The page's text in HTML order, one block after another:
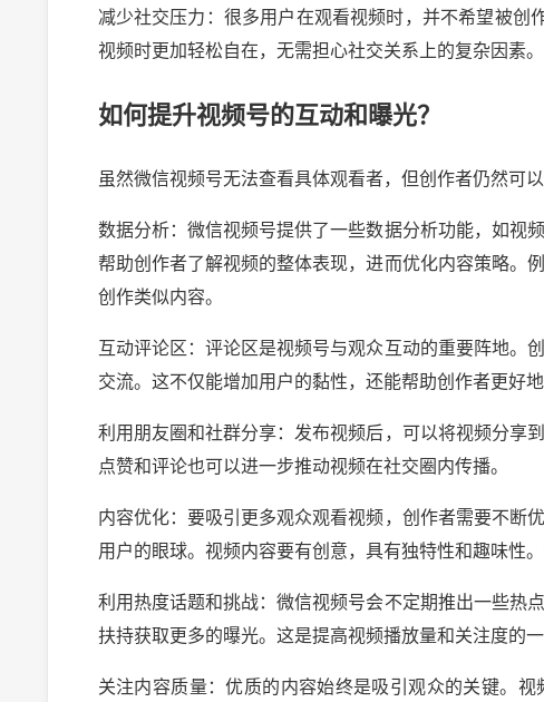
减少社交压力：很多用户在观看视频时，并不希望被创
视频时更加轻松自在，无需担心社交关系上的复杂因素。
如何提升视频号的互动和曝光？
虽然微信视频号无法查看具体观看者，但创作者仍然可
数据分析：微信视频号提供了一些数据分析功能，如视
帮助创作者了解视频的整体表现，进而优化内容策略。
创作类似内容。
互动评论区：评论区是视频号与观众互动的重要阵地。
交流。这不仅能增加用户的黏性，还能帮助创作者更好
利用朋友圈和社群分享：发布视频后，可以将视频分享
点赞和评论也可以进一步推动视频在社交圈内传播。
内容优化：要吸引更多观众观看视频，创作者需要不断
用户的眼球。视频内容要有创意，具有独特性和趣味性
利用热度话题和挑战：微信视频号会不定期推出一些热
扶持获取更多的曝光。这是提高视频播放量和关注度的一
关注内容质量：优质的内容始终是吸引观众的关键。